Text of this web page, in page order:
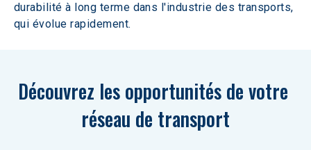
durabilité à long terme dans l'industrie des transports,
qui évolue rapidement.
Découvrez les opportunités de votre
réseau de transport